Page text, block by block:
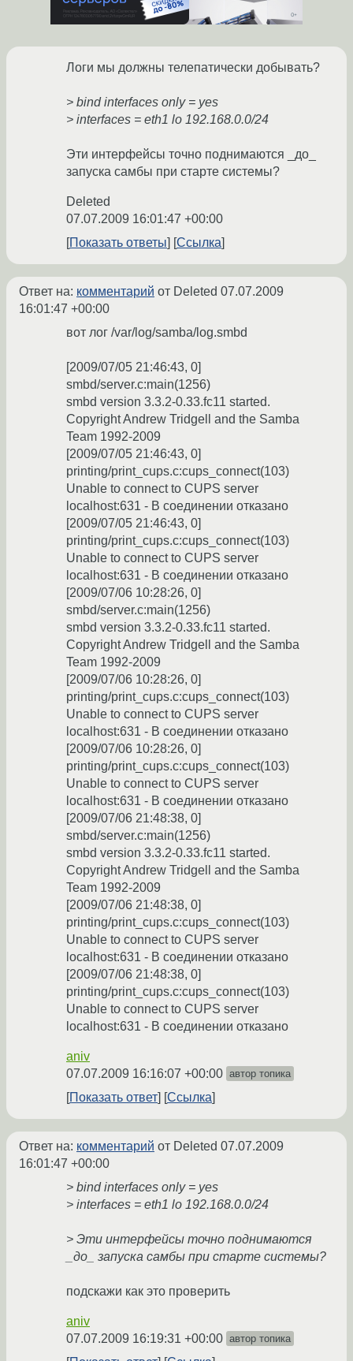
Логи мы должны телепатически добывать?
> bind interfaces only = yes
> interfaces = eth1 lo 192.168.0.0/24
Эти интерфейсы точно поднимаются _до_
запуска самбы при старте системы?
Deleted
07.07.2009 16:01:47 +00:00
Показать ответы
Ссылка
Ответ на: комментарий от Deleted 07.07.2009
16:01:47 +00:00
вот лог /var/log/samba/log.smbd
[2009/07/05 21:46:43, 0]
smbd/server.c:main(1256)
smbd version 3.3.2-0.33.fc11 started.
Copyright Andrew Tridgell and the Samba
Team 1992-2009
[2009/07/05 21:46:43, 0]
printing/print_cups.c:cups_connect(103)
Unable to connect to CUPS server
localhost:631 - В соединении отказано
[2009/07/05 21:46:43, 0]
printing/print_cups.c:cups_connect(103)
Unable to connect to CUPS server
localhost:631 - В соединении отказано
[2009/07/06 10:28:26, 0]
smbd/server.c:main(1256)
smbd version 3.3.2-0.33.fc11 started.
Copyright Andrew Tridgell and the Samba
Team 1992-2009
[2009/07/06 10:28:26, 0]
printing/print_cups.c:cups_connect(103)
Unable to connect to CUPS server
localhost:631 - В соединении отказано
[2009/07/06 10:28:26, 0]
printing/print_cups.c:cups_connect(103)
Unable to connect to CUPS server
localhost:631 - В соединении отказано
[2009/07/06 21:48:38, 0]
smbd/server.c:main(1256)
smbd version 3.3.2-0.33.fc11 started.
Copyright Andrew Tridgell and the Samba
Team 1992-2009
[2009/07/06 21:48:38, 0]
printing/print_cups.c:cups_connect(103)
Unable to connect to CUPS server
localhost:631 - В соединении отказано
[2009/07/06 21:48:38, 0]
printing/print_cups.c:cups_connect(103)
Unable to connect to CUPS server
localhost:631 - В соединении отказано
aniv
07.07.2009 16:16:07 +00:00 автор топика
Показать ответ Ссылка
Ответ на: комментарий от Deleted 07.07.2009
16:01:47 +00:00
> bind interfaces only = yes
> interfaces = eth1 lo 192.168.0.0/24
> Эти интерфейсы точно поднимаются
_до_ запуска самбы при старте системы?
подскажи как это проверить
aniv
07.07.2009 16:19:31 +00:00 автор топика